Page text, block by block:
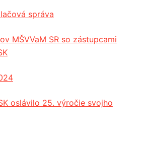
správa
MŠVVaM SR so zástupcami
oslávilo 25. výročie svojho